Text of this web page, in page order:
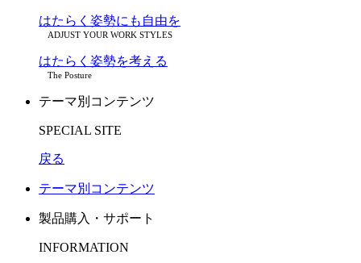
はたらく姿勢にも自由を
ADJUST YOUR WORK STYLES
はたらく姿勢を考える
The Posture
テーマ別コンテンツ
SPECIAL SITE
戻る
テーマ別コンテンツ
製品購入・サポート
INFORMATION